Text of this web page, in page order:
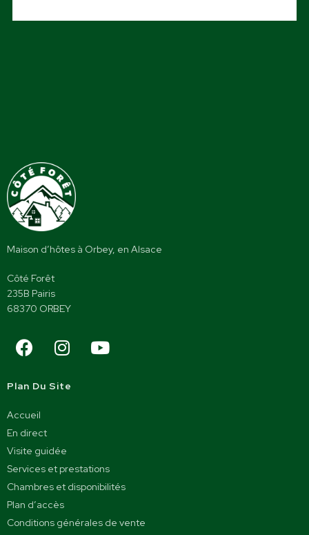
Maison d’hôtes à Orbey, en Alsace
Côté Forêt
235B Pairis
68370 ORBEY
Plan Du Site
Accueil
En direct
Visite guidée
Services et prestations
Chambres et disponibilités
Plan d’accès
Conditions générales de vente